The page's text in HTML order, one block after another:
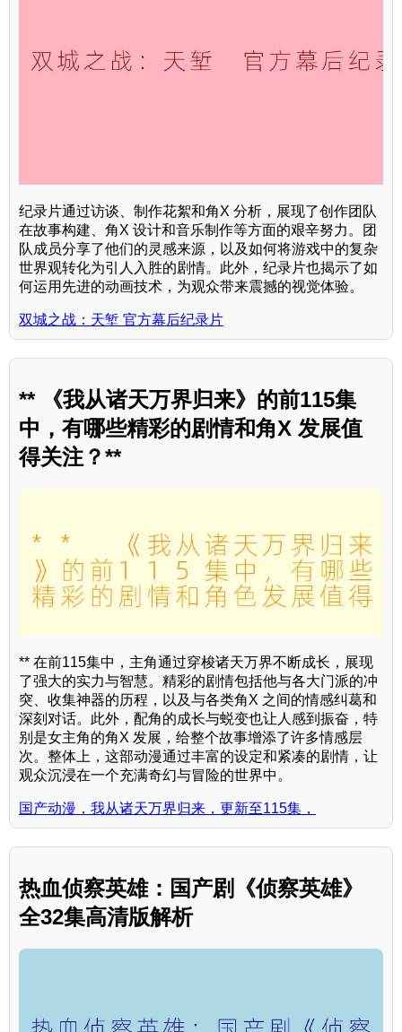
纪录片通过访谈、制作花絮和角X 分析，展现了创作团队
在故事构建、角X 设计和音乐制作等方面的艰辛努力。团
队成员分享了他们的灵感来源，以及如何将游戏中的复杂
世界观转化为引人入胜的剧情。此外，纪录片也揭示了如
何运用先进的动画技术，为观众带来震撼的视觉体验。
双城之战：天堑 官方幕后纪录片
** 《我从诸天万界归来》的前115集
中，有哪些精彩的剧情和角X 发展值
得关注？**
** 在前115集中，主角通过穿梭诸天万界不断成长，展现
了强大的实力与智慧。精彩的剧情包括他与各大门派的冲
突、收集神器的历程，以及与各类角X 之间的情感纠葛和
深刻对话。此外，配角的成长与蜕变也让人感到振奋，特
别是女主角的角X 发展，给整个故事增添了许多情感层
次。整体上，这部动漫通过丰富的设定和紧凑的剧情，让
观众沉浸在一个充满奇幻与冒险的世界中。
国产动漫，我从诸天万界归来，更新至115集，
热血侦察英雄：国产剧《侦察英雄》
全32集高清版解析